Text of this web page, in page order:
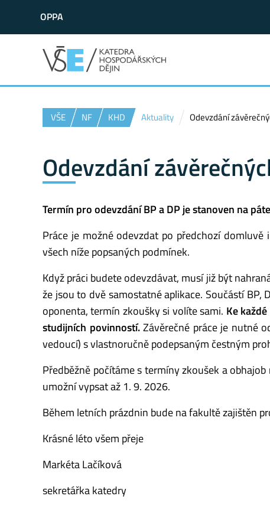
OPPA
VŠE NF KHD Aktuality Odevzdání
Odevzdání
Termín pro odevzdání BP a DP je stanoven na
Práce je možné odevzdat po předchozí
všech níže popsaných podmínek.
Když práci budete odevzdávat, musí již být
že jsou to dvě samostatné aplikace. Součástí BP,
oponenta, termín zkoušky si volíte sami. Ke
studijních povinností.Závěrečné práce je nutné
vedoucí) s vlastnoručně podepsaným čestným
Předběžně počítáme s termíny zkoušek a
umožní vypsat až 1. 9. 2026.
Během letních prázdnin bude na fakultě zajištěn
Krásné léto všem přeje
Markéta Lačíková
sekretářka katedry